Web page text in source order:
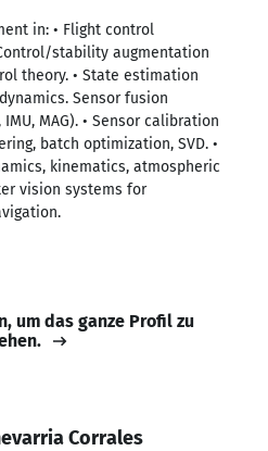
in: • Flight control
stability augmentation
theory. • State estimation
Sensor fusion
MAG). • Sensor calibration
batch optimization, SVD. •
kinematics, atmospheric
vision systems for
um das ganze Profil zu
Corrales